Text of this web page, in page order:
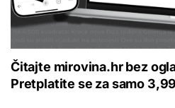
Čitajte mirovina.hr bez
Pretplatite se za samo